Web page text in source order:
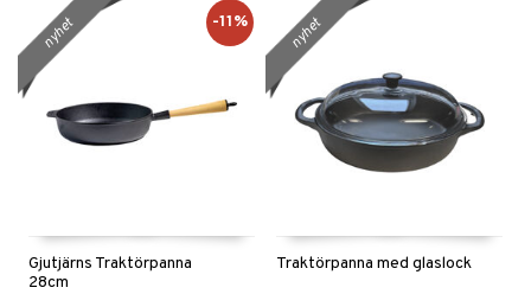
Gjutjärns Traktörpanna
28cm
nyhet -11%
Traktörpanna med glaslock
nyhet